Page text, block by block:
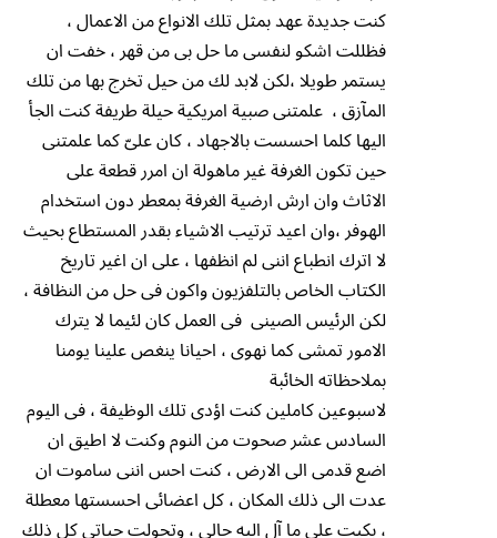
كنت جديدة عهد بمثل تلك الانواع من الاعمال ،
فظللت اشكو لنفسى ما حل بى من قهر ، خفت ان
يستمر طويلا ،لكن لابد لك من حيل تخرج بها من تلك
المآزق ، علمتنى صبية امريكية حيلة طريفة كنت الجأ
اليها كلما احسست بالاجهاد ، كان علىّ كما علمتنى
حين تكون الغرفة غير ماهولة ان امرر قطعة على
الاثاث وان ارش ارضية الغرفة بمعطر دون استخدام
الهوفر ،وان اعيد ترتيب الاشياء بقدر المستطاع بحيث
لا اترك انطباع اننى لم انظفها ، على ان اغير تاريخ
الكتاب الخاص بالتلفزيون واكون فى حل من النظافة ،
لكن الرئيس الصينى فى العمل كان لئيما لا يترك
الامور تمشى كما نهوى ، احيانا ينغص علينا يومنا
بملاحظاته الخائبة
لاسبوعين كاملين كنت اؤدى تلك الوظيفة ، فى اليوم
السادس عشر صحوت من النوم وكنت لا اطيق ان
اضع قدمى الى الارض ، كنت احس اننى ساموت ان
عدت الى ذلك المكان ، كل اعضائى احسستها معطلة
، بكيت على ما آل اليه حالى ، وتحولت حياتى كل ذلك